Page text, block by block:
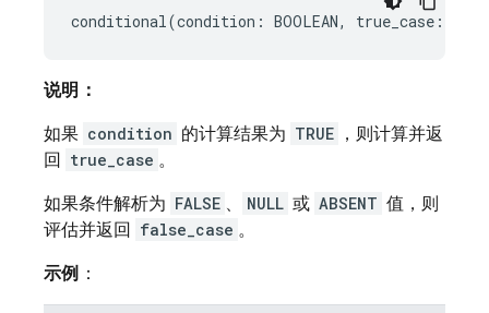
说明：
如果 condition 的计算结果为 TRUE ，则计算并返
回
true_case 。
如果条件解析为 FALSE 、 NULL 或 ABSENT 值，则
评估并返回
false_case 。
示例 ：